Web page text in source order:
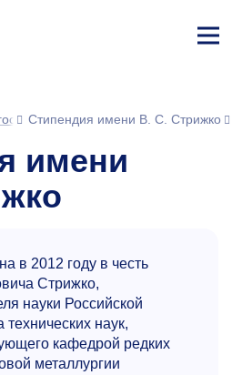
ине
выплаты стипендии
Стипендия имени В. С. Стрижко
имени
в 2012 году в честь
Стрижко,
науки Российской
наук,
кафедрой редких
металлургии